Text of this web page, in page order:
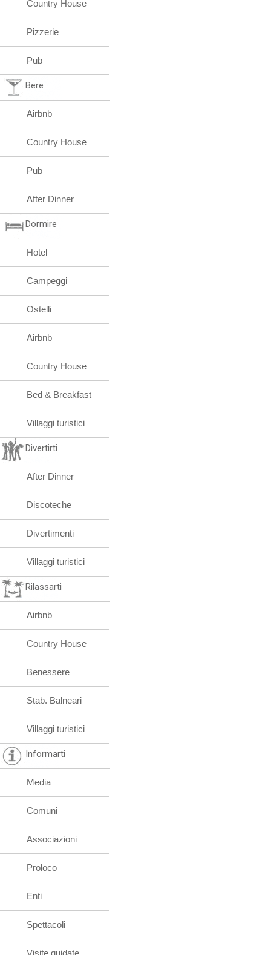
Country House
Pizzerie
Pub
Bere
Airbnb
Country House
Pub
After Dinner
Dormire
Hotel
Campeggi
Ostelli
Airbnb
Country House
Bed & Breakfast
Villaggi turistici
Divertirti
After Dinner
Discoteche
Divertimenti
Villaggi turistici
Rilassarti
Airbnb
Country House
Benessere
Stab. Balneari
Villaggi turistici
Informarti
Media
Comuni
Associazioni
Proloco
Enti
Spettacoli
Visite guidate